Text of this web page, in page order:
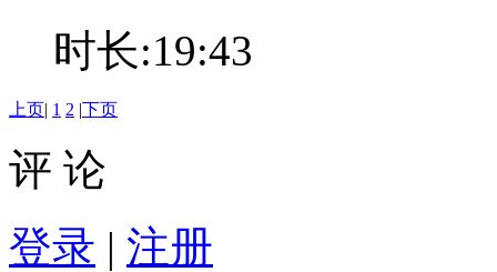
时长:19:43
上页| 1 2 |下页
评 论
登录 | 注册